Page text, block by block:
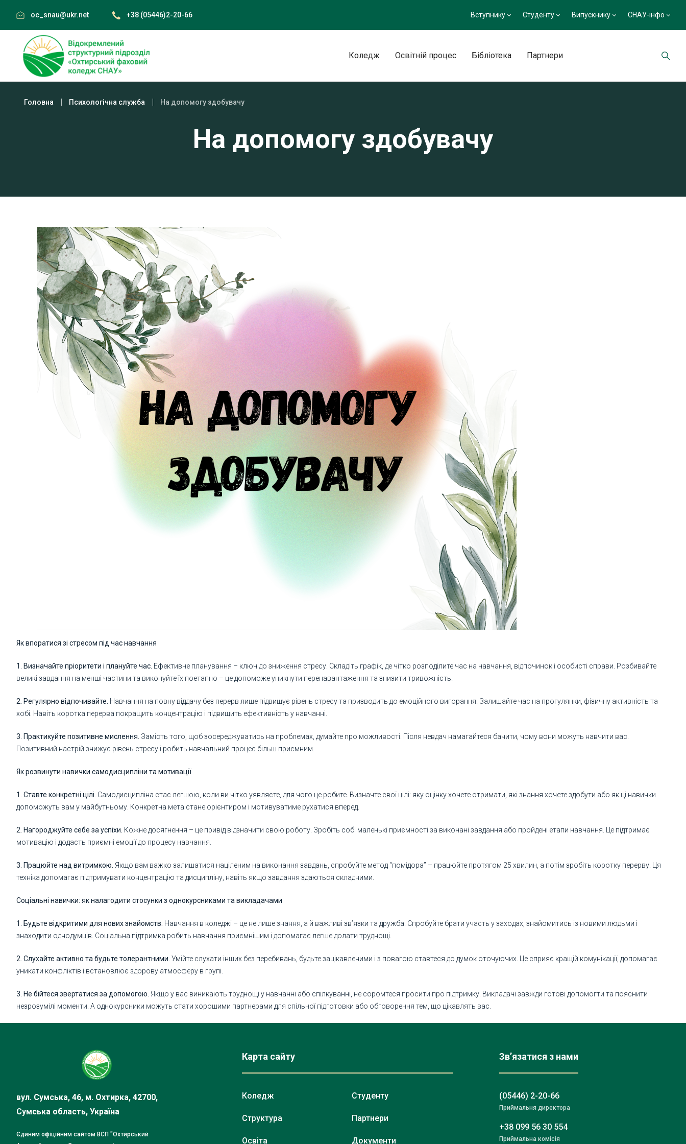
content
oc_snau@ukr.net +38 (05446)2-20-66 Вступнику Студенту Випускнику СНАУ-інфо
Коледж Освітній процес Бібліотека Партнери
Головна Психологічна служба На допомогу здобувачу
На допомогу здобувачу
Як впоратися зі стресом під час навчання
1. Визначайте пріоритети і плануйте час. Ефективне планування – ключ до зниження стресу. Складіть графік, де чітко розподілите час на навчання, відпочинок і особисті справи. Розбивайте
великі завдання на менші частини та виконуйте їх поетапно – це допоможе уникнути перенавантаження та знизити тривожність.
2. Регулярно відпочивайте. Навчання на повну віддачу без перерв лише підвищує рівень стресу та призводить до емоційного вигорання. Залишайте час на прогулянки, фізичну активність та
хобі. Навіть коротка перерва покращить концентрацію і підвищить ефективність у навчанні.
3. Практикуйте позитивне мислення. Замість того, щоб зосереджуватись на проблемах, думайте про можливості. Після невдач намагайтеся бачити, чому вони можуть навчити вас.
Позитивний настрій знижує рівень стресу і робить навчальний процес більш приємним.
Як розвинути навички самодисципліни та мотивації
1. Ставте конкретні цілі. Самодисципліна стає легшою, коли ви чітко уявляєте, для чого це робите. Визначте свої цілі: яку оцінку хочете отримати, які знання хочете здобути або як ці навички
допоможуть вам у майбутньому. Конкретна мета стане орієнтиром і мотивуватиме рухатися вперед.
2. Нагороджуйте себе за успіхи. Кожне досягнення – це привід відзначити свою роботу. Зробіть собі маленькі приємності за виконані завдання або пройдені етапи навчання. Це підтримає
мотивацію і додасть приємні емоції до процесу навчання.
3. Працюйте над витримкою. Якщо вам важко залишатися націленим на виконання завдань, спробуйте метод “помідора” – працюйте протягом 25 хвилин, а потім зробіть коротку перерву. Ця
техніка допомагає підтримувати концентрацію та дисципліну, навіть якщо завдання здаються складними.
Соціальні навички: як налагодити стосунки з однокурсниками та викладачами
1. Будьте відкритими для нових знайомств. Навчання в коледжі – це не лише знання, а й важливі зв’язки та дружба. Спробуйте брати участь у заходах, знайомитись із новими людьми і
знаходити однодумців. Соціальна підтримка робить навчання приємнішим і допомагає легше долати труднощі.
2. Слухайте активно та будьте толерантними. Умійте слухати інших без перебивань, будьте зацікавленими і з повагою ставтеся до думок оточуючих. Це сприяє кращій комунікації, допомагає
уникати конфліктів і встановлює здорову атмосферу в групі.
3. Не бійтеся звертатися за допомогою. Якщо у вас виникають труднощі у навчанні або спілкуванні, не соромтеся просити про підтримку. Викладачі завжди готові допомогти та пояснити
незрозумілі моменти. А однокурсники можуть стати хорошими партнерами для спільної підготовки або обговорення тем, що цікавлять вас.
вул. Сумська, 46, м. Охтирка, 42700,
Сумська область, Україна
Єдиним офіційним сайтом ВСП "Охтирський
Карта сайту
Коледж
Структура
Освіта
Студенту
Партнери
Документи
Зв’язатися з нами
(05446) 2-20-66
Приймальня директора
+38 099 56 30 554
Приймальна комісія